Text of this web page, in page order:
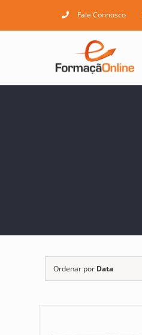
to
Fale Connosco
Ordenar por Data